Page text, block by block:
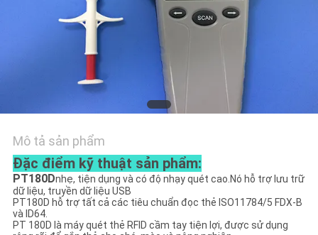
CHÚNG
TIN
TỨC
YÊU
Mô tả sản phẩm
Đặc điểm kỹ thuật sản phẩm:
PT180Dnhẹ, tiện dụng và có độ nhạy quét cao.Nó hỗ trợ lưu trữ
dữ liệu, truyền dữ liệu USB
PT180D hỗ trợ tất cả các tiêu chuẩn đọc thẻ ISO11784/5 FDX-B
và ID64.
PT 180D là máy quét thẻ RFID cầm tay tiện lợi, được sử dụng